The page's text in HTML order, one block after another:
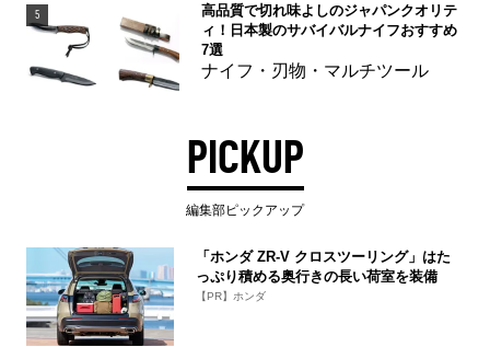
5
高品質で切れ味よしのジャパンクオリテ
ィ！日本製のサバイバルナイフおすすめ
7選
ナイフ・刃物・マルチツール
PICKUP
編集部ピックアップ
「ホンダ ZR-V クロスツーリング」はた
っぷり積める奥行きの長い荷室を装備
【PR】ホンダ